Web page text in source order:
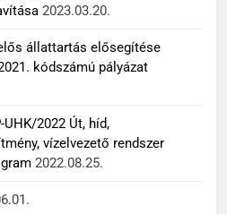
2023.03.20.
állattartás elősegítése
kódszámú pályázat
2022 Út, híd,
vízelvezető rendszer
2022.08.25.